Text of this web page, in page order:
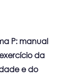
P: manual
da
e do